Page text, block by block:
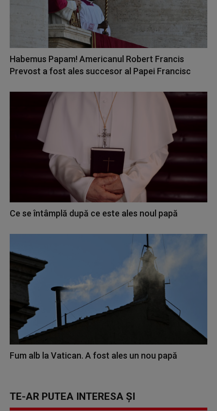
Habemus Papam! Americanul Robert Francis
Prevost a fost ales succesor al Papei Francisc
Ce se întâmplă după ce este ales noul papă
Fum alb la Vatican. A fost ales un nou papă
TE-AR PUTEA INTERESA ȘI